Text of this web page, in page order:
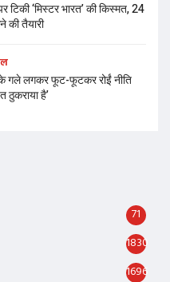
टिकी ‘मिस्टर भारत’ की किस्मत, 24
की तैयारी
गले लगकर फूट-फूटकर रोईं नीति
ठुकराया है’
71
1830
1696